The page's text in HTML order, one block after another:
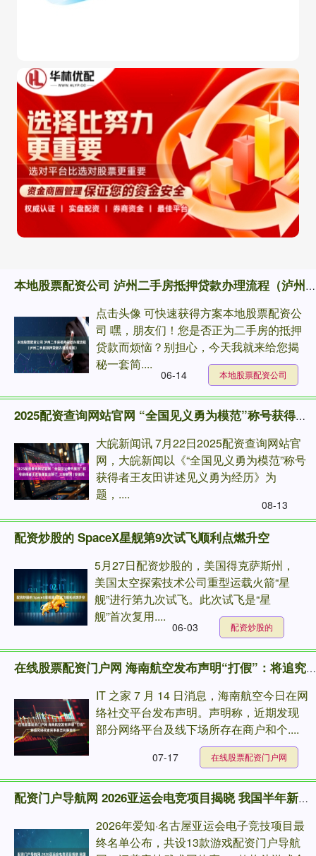
本地股票配资公司 泸州二手房抵押贷款办理流程（泸州二手房抵押贷款办理流程图）
点击头像 可快速获得方案本地股票配资公
司 嘿，朋友们！您是否正为二手房的抵押
贷款而烦恼？别担心，今天我就来给您揭
秘一套简....
本地股票配资公司
06-14
2025配资查询网站官网 “全国见义勇为模范”称号获得者王友田康复出院了_大皖新闻 | 安徽网
大皖新闻讯 7月22日2025配资查询网站官
网，大皖新闻以《“全国见义勇为模范”称号
获得者王友田讲述见义勇为经历》为
题，....
08-13
配资炒股的 SpaceX星舰第9次试飞顺利点燃升空
5月27日配资炒股的，美国得克萨斯州，
美国太空探索技术公司重型运载火箭“星
舰”进行第九次试飞。此次试飞是“星
舰”首次复用....
配资炒股的
06-03
在线股票配资门户网 海南航空发布声明“打假”：将追究侵权者民事甚至刑事责任
IT 之家 7 月 14 日消息，海南航空今日在网
络社交平台发布声明。声明称，近期发现
部分网络平台及线下场所存在商户和个....
在线股票配资门户网
07-17
配资门户导航网 2026亚运会电竞项目揭晓 我国半年新增电竞相关企业超2.5万家_注册_天眼_数量
2026年爱知·名古屋亚运会电子竞技项目最
终名单公布，共设13款游戏配资门户导航